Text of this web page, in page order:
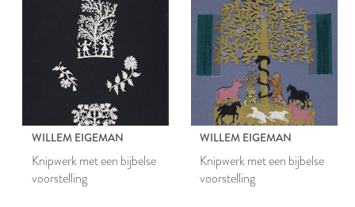
WILLEM EIGEMAN
Knipwerk met een bijbelse
voorstelling
WILLEM EIGEMAN
Knipwerk met een bijbelse
voorstelling